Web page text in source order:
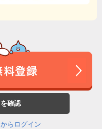
確認
らログイン